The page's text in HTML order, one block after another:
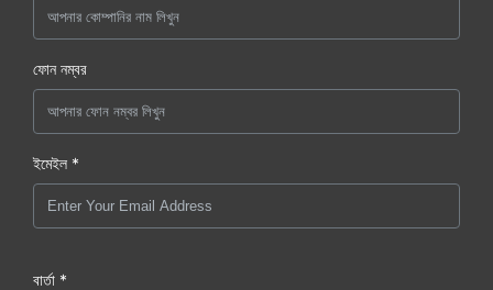
ফোন নম্বর
ইমেইল *
বার্তা *